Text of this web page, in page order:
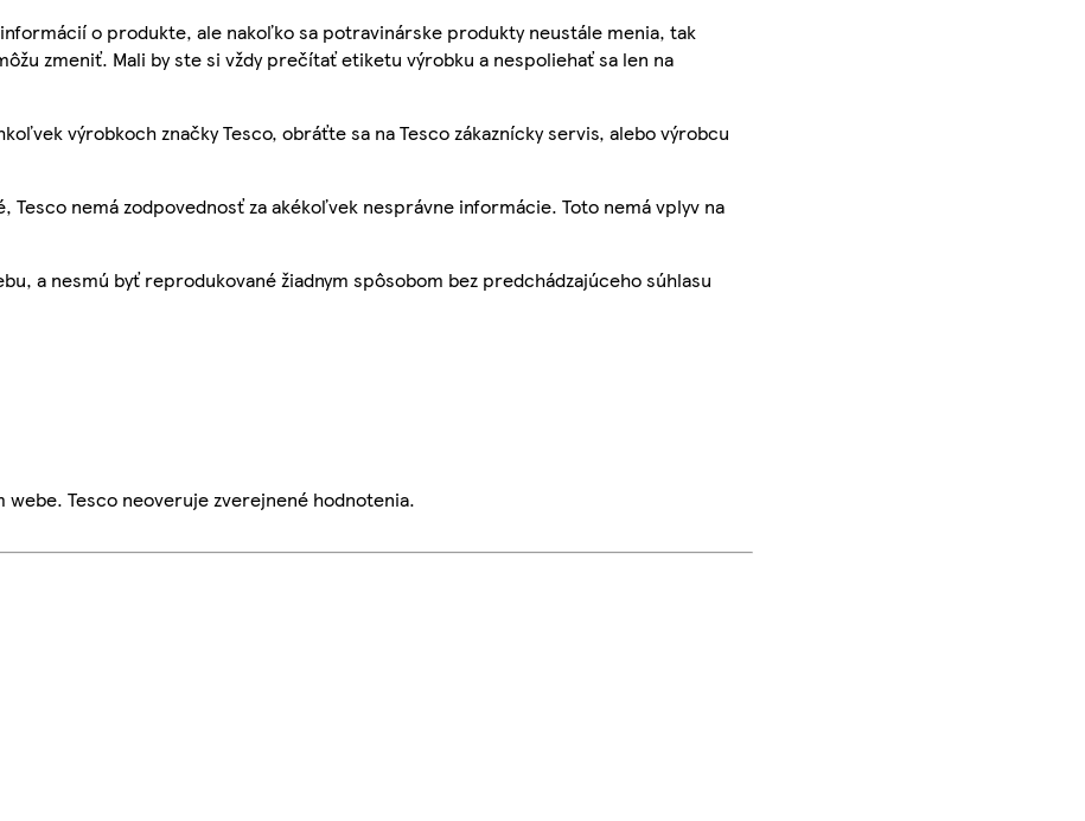
o produkte, ale nakoľko sa potravinárske produkty neustále menia, tak
zmeniť. Mali by ste si vždy prečítať etiketu výrobku a nespoliehať sa len na
výrobkoch značky Tesco, obráťte sa na Tesco zákaznícky servis, alebo výrobcu
nemá zodpovednosť za akékoľvek nesprávne informácie. Toto nemá vplyv na
a nesmú byť reprodukované žiadnym spôsobom bez predchádzajúceho súhlasu
Tesco neoveruje zverejnené hodnotenia.